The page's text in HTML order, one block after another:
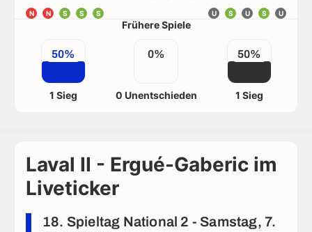
N N S S S U
S
U
S
U
Frühere Spiele
50%
1 Sieg
0%
0 Unentschieden
50%
1 Sieg
Laval II - Ergué-Gaberic im
Liveticker
18. Spieltag National 2 - Samstag, 7.